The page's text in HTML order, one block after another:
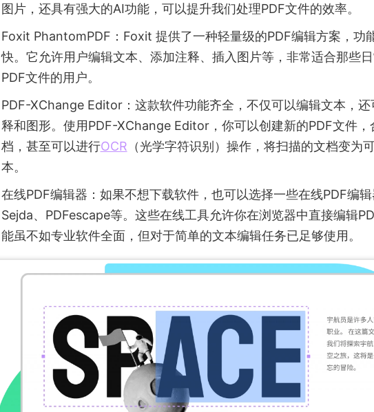
图片，还具有强大的AI功能，可以提升我们处理PDF文件的效率。
Foxit PhantomPDF：Foxit 提供了一种轻量级的PDF编辑方案，功
快。它允许用户编辑文本、添加注释、插入图片等，非常适合那些
PDF文件的用户。
PDF-XChange Editor：这款软件功能齐全，不仅可以编辑文本，还
释和图形。使用PDF-XChange Editor，你可以创建新的PDF文件，
档，甚至可以进行OCR （光学字符识别）操作，将扫描的文档变为
本。
在线PDF编辑器：如果不想下载软件，也可以选择一些在线PDF编
Sejda、PDFescape等。这些在线工具允许你在浏览器中直接编辑
能虽不如专业软件全面，但对于简单的文本编辑任务已足够使用。